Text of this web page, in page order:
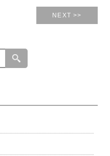
NEXT >>